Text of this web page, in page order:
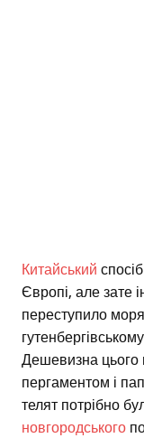
Китайський
Європі, але зате
переступило
Дешевизна цього
пергаментом і
телят потрібно
новгородського